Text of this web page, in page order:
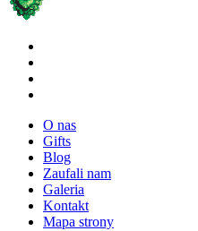
O nas
Gifts
Blog
Zaufali nam
Galeria
Kontakt
Mapa strony